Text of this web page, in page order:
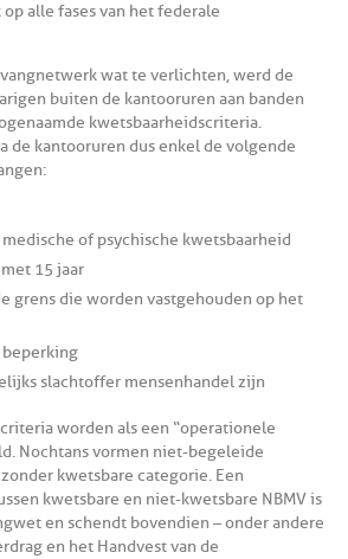
alle fases van het federale
wat te verlichten, werd de
buiten de kantooruren aan banden
kwetsbaarheidscriteria.
de kantooruren dus enkel de volgende
of psychische kwetsbaarheid
15 jaar
grens die worden vastgehouden op het
beperking
slachtoffer mensenhandel zijn
worden als een “operationele
Nochtans vormen niet-begeleide
kwetsbare categorie. Een
kwetsbare en niet-kwetsbare NBMV is
en schendt bovendien – onder andere
en het Handvest van de